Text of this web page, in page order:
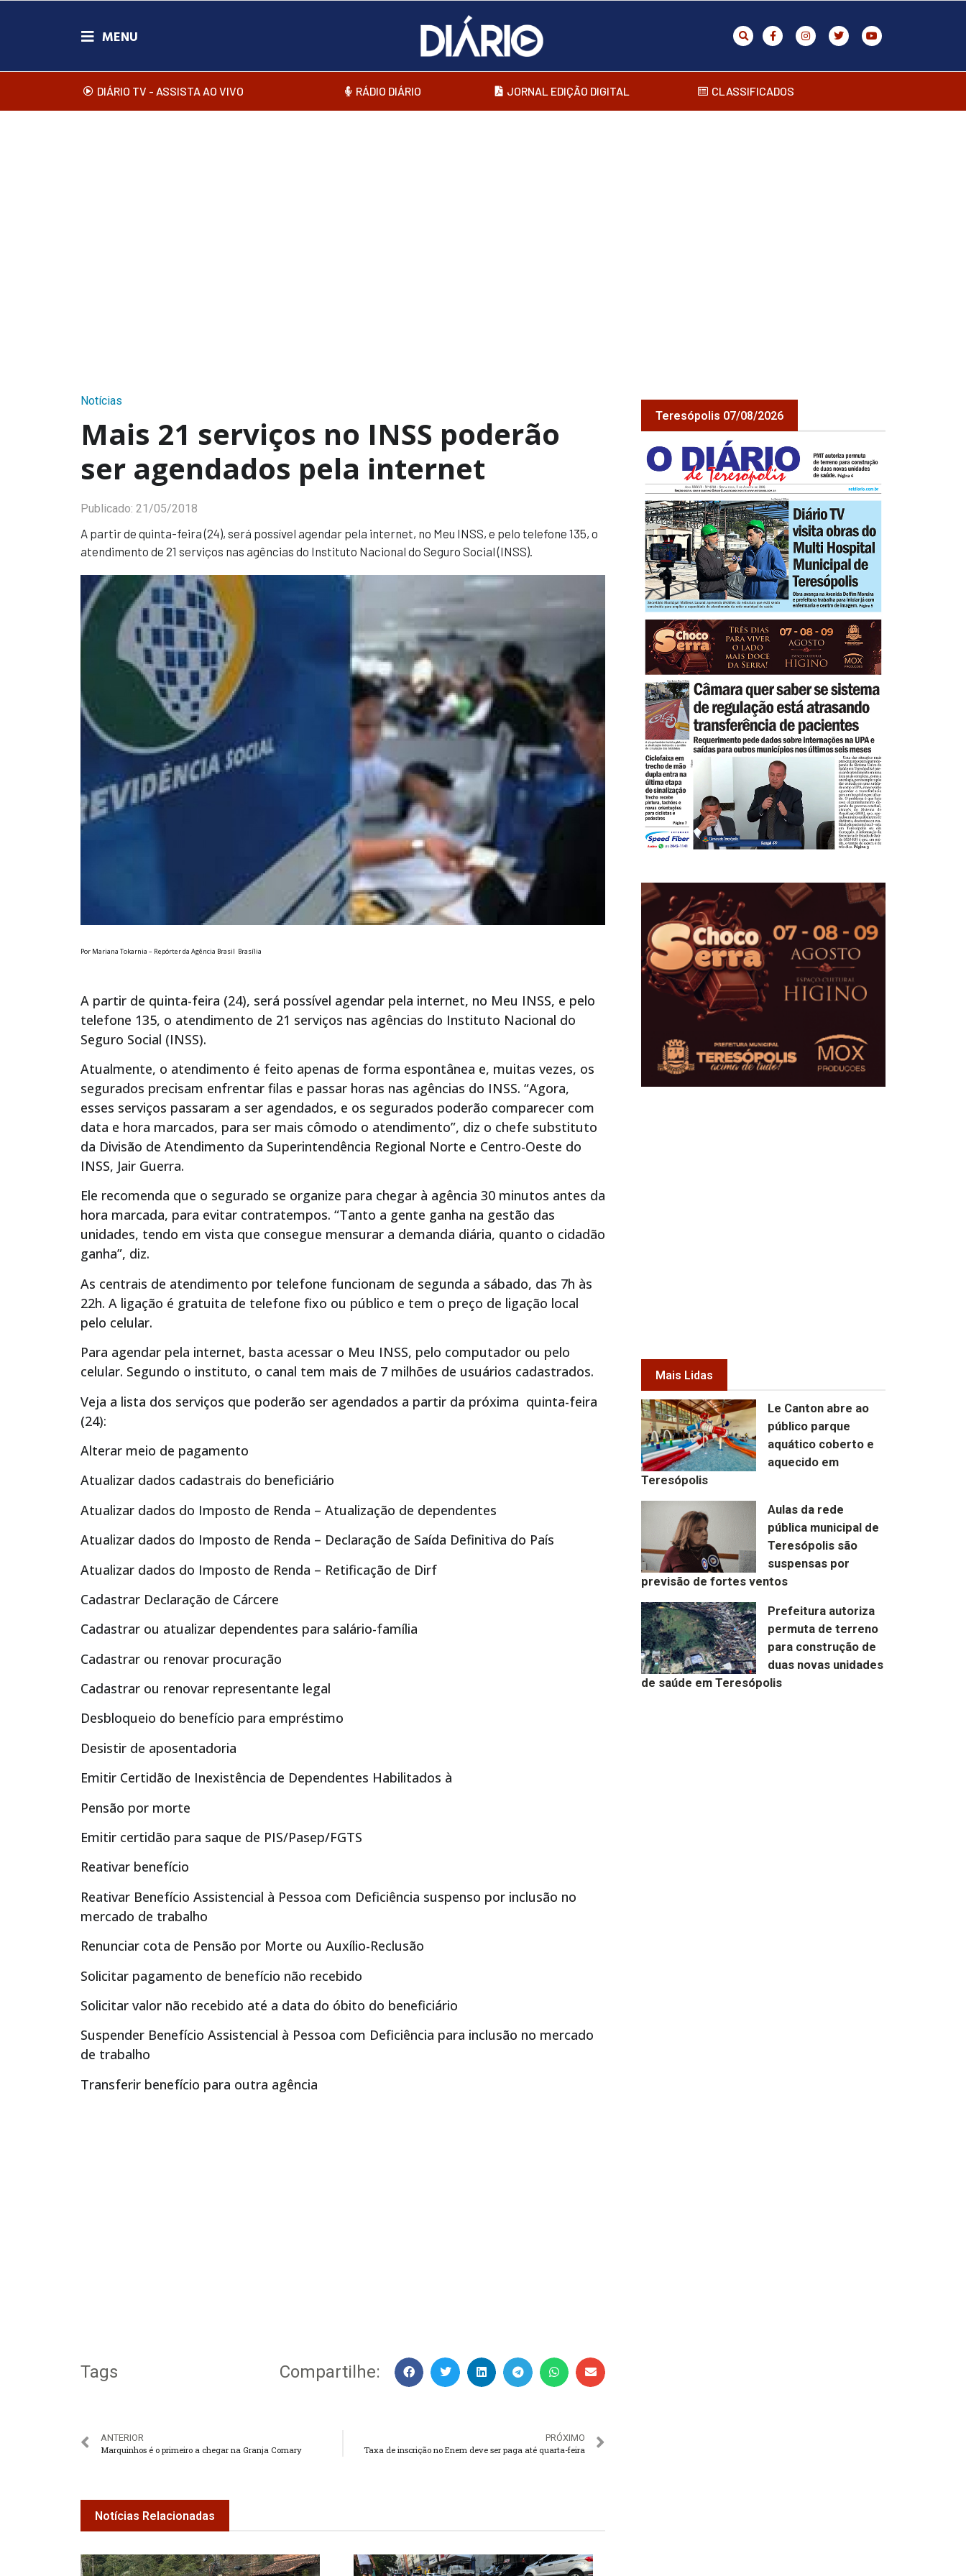
DIÁRIO TV - ASSISTA AO VIVO RÁDIO DIÁRIO JORNAL EDIÇÃO DIGITAL CLASSIFICADOS
Notícias
Mais 21 serviços no INSS poderão
ser agendados pela internet
Publicado: 21/05/2018
A partir de quinta-feira (24), será possível agendar pela internet, no Meu INSS, e pelo telefone 135, o
atendimento de 21 serviços nas agências do Instituto Nacional do Seguro Social (INSS).
Por Mariana Tokarnia – Repórter da Agência Brasil Brasília
A partir de quinta-feira (24), será possível agendar pela internet, no Meu INSS, e pelo
telefone 135, o atendimento de 21 serviços nas agências do Instituto Nacional do
Seguro Social (INSS).
Atualmente, o atendimento é feito apenas de forma espontânea e, muitas vezes, os
segurados precisam enfrentar filas e passar horas nas agências do INSS. “Agora,
esses serviços passaram a ser agendados, e os segurados poderão comparecer com
data e hora marcados, para ser mais cômodo o atendimento”, diz o chefe substituto
da Divisão de Atendimento da Superintendência Regional Norte e Centro-Oeste do
INSS, Jair Guerra.
Ele recomenda que o segurado se organize para chegar à agência 30 minutos antes da
hora marcada, para evitar contratempos. “Tanto a gente ganha na gestão das
unidades, tendo em vista que consegue mensurar a demanda diária, quanto o cidadão
ganha”, diz.
As centrais de atendimento por telefone funcionam de segunda a sábado, das 7h às
22h. A ligação é gratuita de telefone fixo ou público e tem o preço de ligação local
pelo celular.
Para agendar pela internet, basta acessar o Meu INSS, pelo computador ou pelo
celular. Segundo o instituto, o canal tem mais de 7 milhões de usuários cadastrados.
Veja a lista dos serviços que poderão ser agendados a partir da próxima quinta-feira
(24):
Alterar meio de pagamento
Atualizar dados cadastrais do beneficiário
Atualizar dados do Imposto de Renda – Atualização de dependentes
Atualizar dados do Imposto de Renda – Declaração de Saída Definitiva do País
Atualizar dados do Imposto de Renda – Retificação de Dirf
Cadastrar Declaração de Cárcere
Cadastrar ou atualizar dependentes para salário-família
Cadastrar ou renovar procuração
Cadastrar ou renovar representante legal
Desbloqueio do benefício para empréstimo
Desistir de aposentadoria
Emitir Certidão de Inexistência de Dependentes Habilitados à
Pensão por morte
Emitir certidão para saque de PIS/Pasep/FGTS
Reativar benefício
Reativar Benefício Assistencial à Pessoa com Deficiência suspenso por inclusão no
mercado de trabalho
Renunciar cota de Pensão por Morte ou Auxílio-Reclusão
Solicitar pagamento de benefício não recebido
Solicitar valor não recebido até a data do óbito do beneficiário
Suspender Benefício Assistencial à Pessoa com Deficiência para inclusão no mercado
de trabalho
Transferir benefício para outra agência
Tags Compartilhe:
ANTERIOR
Marquinhos é o primeiro a chegar na Granja Comary
PRÓXIMO
Taxa de inscrição no Enem deve ser paga até quarta-feira
Notícias Relacionadas
Teresópolis 07/08/2026
Mais Lidas
Le Canton abre ao
público parque
aquático coberto e
aquecido em
Teresópolis
Aulas da rede
pública municipal de
Teresópolis são
suspensas por
previsão de fortes ventos
Prefeitura autoriza
permuta de terreno
para construção de
duas novas unidades
de saúde em Teresópolis